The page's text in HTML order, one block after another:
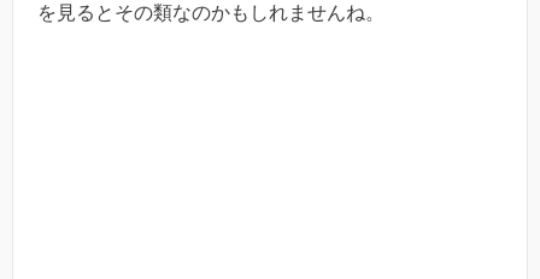
を見るとその類なのかもしれませんね。